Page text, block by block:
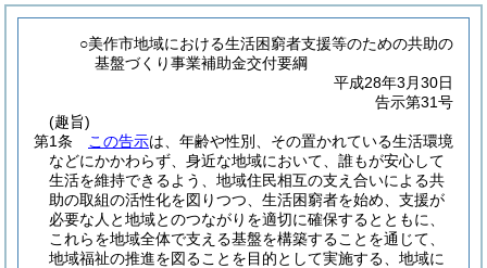
○美作市地域における生活困窮者支援等のための共助の
基盤づくり事業補助金交付要綱
平成28年3月30日
告示第31号
(趣旨)
第1条
この告示は、年齢や性別、その置かれている生活環境
などにかかわらず、身近な地域において、誰もが安心して
生活を維持できるよう、地域住民相互の支え合いによる共
助の取組の活性化を図りつつ、生活困窮者を始め、支援が
必要な人と地域とのつながりを適切に確保するとともに、
これらを地域全体で支える基盤を構築することを通じて、
地域福祉の推進を図ることを目的として実施する、地域に